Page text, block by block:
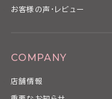
お客様の声・レビュー
COMPANY
店舗情報